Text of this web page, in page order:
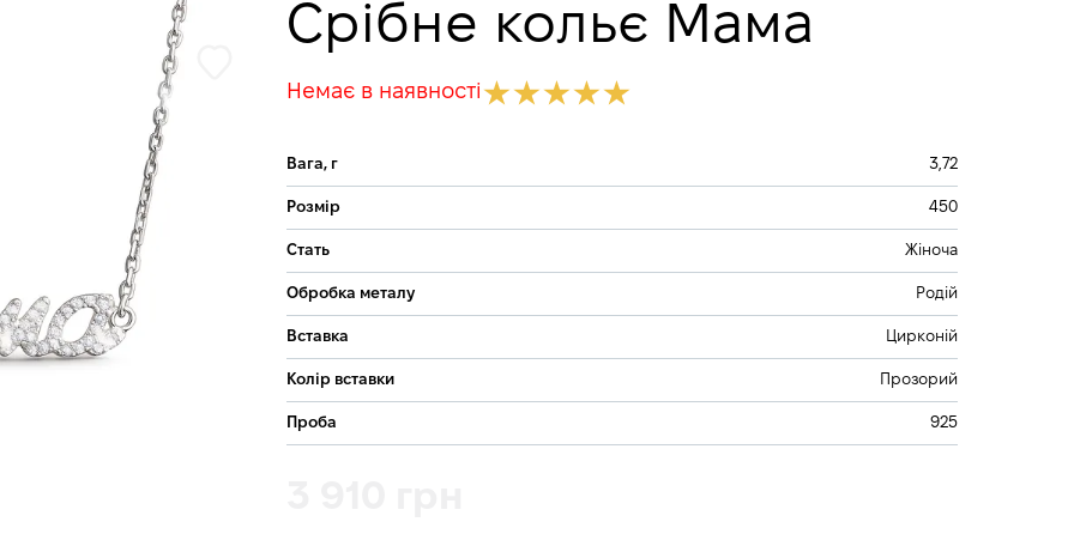
Срібне кольє Мама
Немає в наявності
Вага, г 3,72
Розмір 450
Стать Жіноча
Обробка металу Родій
Вставка Цирконій
Колір вставки Прозорий
Проба 925